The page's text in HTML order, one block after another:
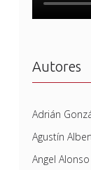
Autores
Adrián
Agustín
Angel Alonso